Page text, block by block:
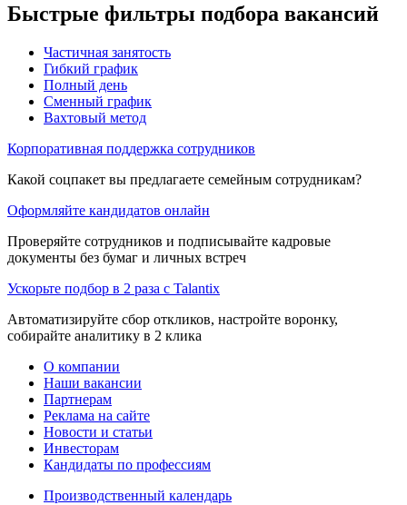
Быстрые фильтры подбора вакансий
Частичная занятость
Гибкий график
Полный день
Сменный график
Вахтовый метод
Корпоративная поддержка сотрудников
Какой соцпакет вы предлагаете семейным сотрудникам?
Оформляйте кандидатов онлайн
Проверяйте сотрудников и подписывайте кадровые
документы без бумаг и личных встреч
Ускорьте подбор в 2 раза с Talantix
Автоматизируйте сбор откликов, настройте воронку,
собирайте аналитику в 2 клика
О компании
Наши вакансии
Партнерам
Реклама на сайте
Новости и статьи
Инвесторам
Кандидаты по профессиям
Производственный календарь